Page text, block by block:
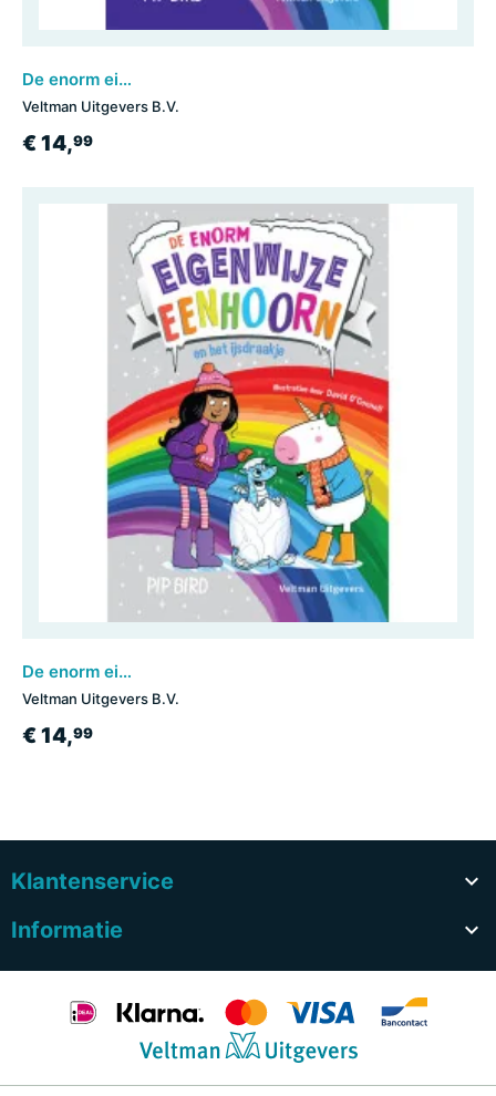
De enorm eigenwijze eenhoorn en de spookachtige verrassing
Veltman Uitgevers B.V.
€ 14,99
De enorm eigenwijze eenhoorn en het ijsdraakje
Veltman Uitgevers B.V.
€ 14,99
Klantenservice

Informatie
